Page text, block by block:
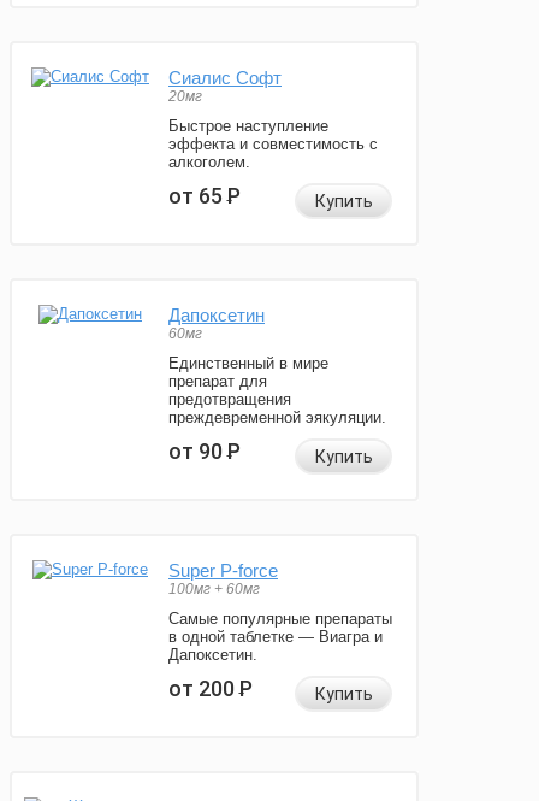
Сиалис Софт
20мг
Быстрое наступление
эффекта и совместимость с
алкоголем.
от 65Р Купить
Дапоксетин
60мг
Единственный в мире
препарат для
предотвращения
преждевременной эякуляции.
от 90Р Купить
Super P-force
100мг + 60мг
Самые популярные препараты
в одной таблетке — Виагра и
Дапоксетин.
от 200Р Купить